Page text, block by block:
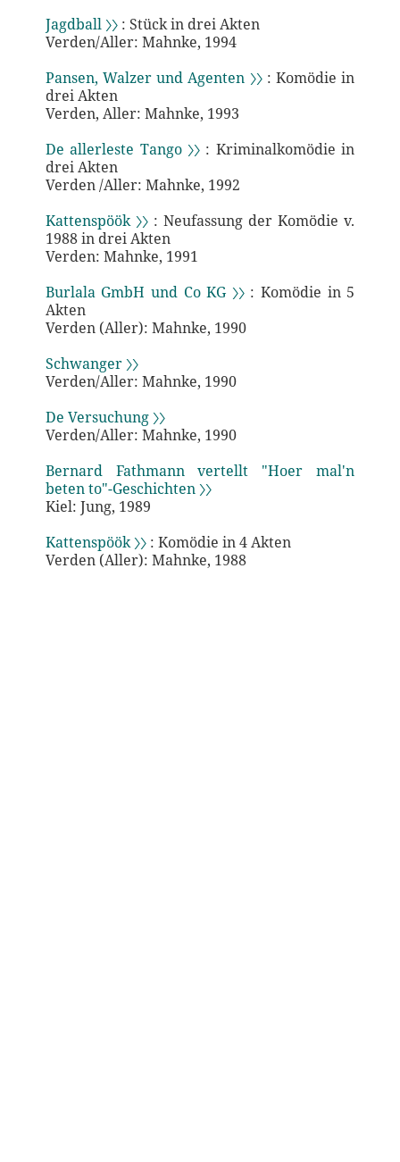
Jagdball 〉〉: Stück in drei Akten
Verden/Aller: Mahnke, 1994
Pansen, Walzer und Agenten 〉〉: Komödie in
drei Akten
Verden, Aller: Mahnke, 1993
De allerleste Tango 〉〉 : Kriminalkomödie in
drei Akten
Verden /Aller: Mahnke, 1992
Kattenspöök 〉〉: Neufassung der Komödie v.
1988 in drei Akten
Verden: Mahnke, 1991
Burlala GmbH und Co KG 〉〉: Komödie in 5
Akten
Verden (Aller): Mahnke, 1990
Schwanger 〉〉
Verden/Aller: Mahnke, 1990
De Versuchung 〉〉
Verden/Aller: Mahnke, 1990
Bernard Fathmann vertellt "Hoer mal'n
beten to"-Geschichten 〉〉
Kiel: Jung, 1989
Kattenspöök 〉〉: Komödie in 4 Akten
Verden (Aller): Mahnke, 1988